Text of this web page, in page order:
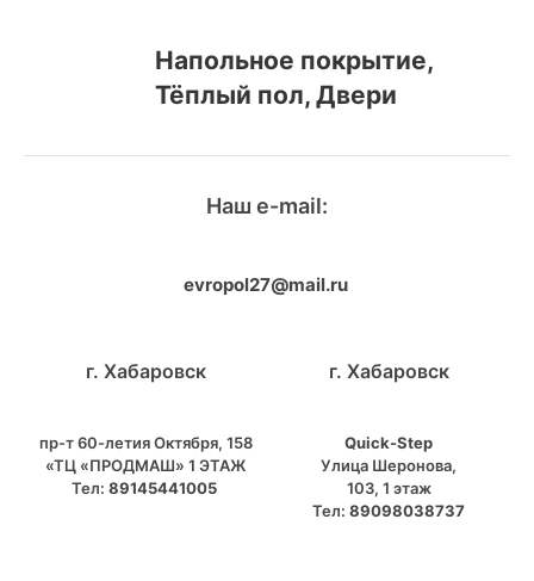
Напольное покрытие,
Тёплый пол, Двери
Наш e-mail:
evropol27@mail.ru
г. Хабаровск
пр-т 60-летия Октября, 158
«ТЦ «ПРОДМАШ» 1 ЭТАЖ
Тел: 89145441005
г. Хабаровск
Quick-Step
​Улица Шеронова,
103, ​1 этаж
Тел: 89098038737